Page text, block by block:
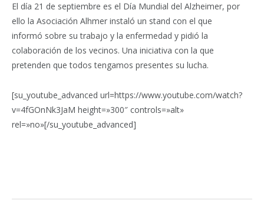
El día 21 de septiembre es el Día Mundial del Alzheimer, por
ello la Asociación Alhmer instaló un stand con el que
informó sobre su trabajo y la enfermedad y pidió la
colaboración de los vecinos. Una iniciativa con la que
pretenden que todos tengamos presentes su lucha.
[su_youtube_advanced url=https://www.youtube.com/watch?
v=4fGOnNk3JaM height=»300″ controls=»alt»
rel=»no»[/su_youtube_advanced]